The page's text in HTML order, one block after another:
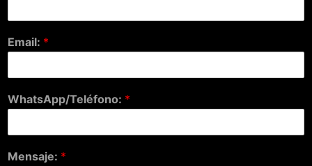
Email: *
WhatsApp/Teléfono: *
Mensaje: *